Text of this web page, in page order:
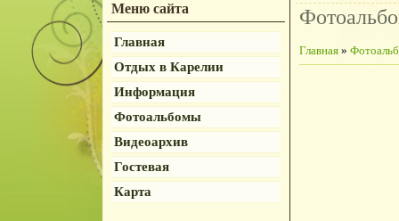
Меню сайта
Главная
Отдых в Карелии
Информация
Фотоальбомы
Видеоархив
Гостевая
Карта
Главная »